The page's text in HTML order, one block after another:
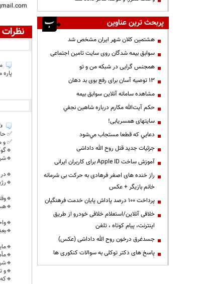
نظرات
پاره
✅️
✅️
🔹️شرکت
🔹️واحد 8200 در
🔹️و
پربحث ترین عناوین
هشتمین کلان شهر ایران مشخص شد
سوابق بیمه شدگان روی سایت تامین اجتماعی
همجنس گرایی در شبکه من و تو
13 توصیه آسان برای رفع بوی بد دهان
مشاهده سامانه آنلاين سوابق بیمه
حكم آيت‌الله مكارم درباره شاهين نجفي
سایتهای همسریابی!
دعايي كه قطعا مستجاب مي‌شود
جزئیات جدید قتل روح الله داداشی
آموزش ساخت Apple ID برای کاربران ایرانی
راز خنده های اصغر فرهادی به حرکت بی شرمانه
خانم بازیگر + عکس
پرداخت ۱۰۰ درصد پاداش پایان خدمت فرهنگیان
خلافی آنلاین/استعلام خلافی خودرو از طریق
اینترنت، پیام کوتاه ، تلفن
جسدغرق درخون روح الله داداشی (عکس)
پاسخ های دکتر توکلی به سوالات کنکوری ها